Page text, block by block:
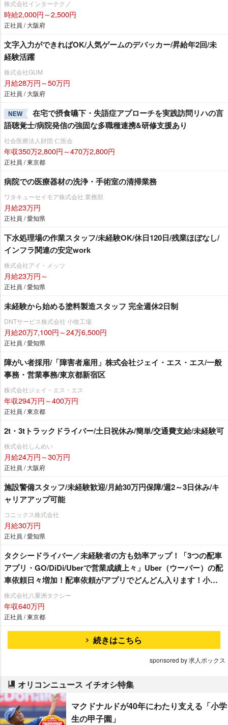
株式会社インターテクノ
時給2,000円～2,500円
正社員 / 大阪府
文字入力ができればOK/人気ゲームのデバッカー/昇給年2回/未
経験活躍
株式会社GUM
月給28万円～50万円
正社員 / 大阪府
NEW
在宅で摂食嚥下・失語症アプローチを実践訪問リハの言
語聴覚士/病院発信の強固な多職種連携&研修支援あり
社会医療法人財団 仁医会
年収350万2,800円～470万2,800円
正社員 / 東京都
病院での医療器材の洗浄・手術室の清掃業務
ワタキューセイモア株式会社 業務部
月給23万円
正社員 / 愛知県
下水処理場の作業スタッフ/未経験OK/休日120日/残業ほぼなし/
インフラ関連の安定work
株式会社アイ・メッツ
月給23万円～
正社員 / 愛知県
未経験から始める塗料製造スタッフ 完全週休2日制
DNTサービス株式会社 小牧工場
月給20万7,100円～24万6,500円
正社員 / 愛知県
障がい者採用/「障害者雇用」株式会社ジェイ・エス・エス/一般
事務・営業事務/東京都新宿区
株式会社ジェイ・エス・エス
年収294万円～400万円
正社員 / 東京都
2t・3tトラックドライバー/土日祝休み/簡単/交通費支給/未経験可
株式会社しんめい
月給24万円～30万円
正社員 / 大阪府
施設警備スタッフ/未経験歓迎/月給30万円保障/週2～3日休み/キ
ャリアアップ可能
コニックス株式会社
月給30万円
正社員 / 愛知県
タクシードライバー／未経験者の方も効率アップ！「3つの配車
アプリ・GO/DiDi/Uberで営業成績上々」Uber（ウーバー）の配
車依頼日々増加！配車依頼がアプリでどんどん入ります！小田
急線・東急田園都市沿線にお住まいの方必見☆ 未経験者の方
も安心「3ヶ月30万円給料保証」乗務員さん最優先の職場環境！
嬉しい待遇も盛りだくさん♪「 経験者対象で入社20万円支
給！」シフトの相談も親身に対応！自分のペースで働くことが
株式会社八重洲タクシー
年収640万円
正社員 / 東京都
続きはこちら
sponsored by 求人ボックス
オリコンニュース イチオシ特集
マクドナルドが40年にわたり支える「小学
生の甲子園」